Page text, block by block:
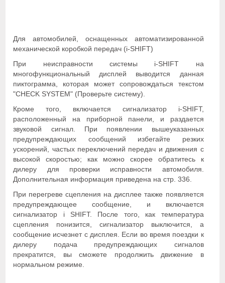
Для автомобилей, оснащенных автоматизированной
механической коробкой передач (i-SHIFT)
При неисправности системы i-SHIFT на
многофункциональный дисплей выводится данная
пиктограмма, которая может сопровождаться текстом
"CHECK SYSTEM" (Проверьте систему).
Кроме того, включается сигнализатор i-SHIFT,
расположенный на приборной панели, и раздается
звуковой сигнал. При появлении вышеуказанных
предупреждающих сообщений избегайте резких
ускорений, частых переключений передач и движения с
высокой скоростью; как можно скорее обратитесь к
дилеру для проверки исправности автомобиля.
Дополнительная информация приведена на стр. 336.
При перегреве сцепления на дисплее также появляется
предупреждающее сообщение, и включается
сигнализатор i SHIFT. После того, как температура
сцепления понизится, сигнализатор выключится, а
сообщение исчезнет с дисплея. Если во время поездки к
дилеру подача предупреждающих сигналов
прекратится, вы сможете продолжить движение в
нормальном режиме.